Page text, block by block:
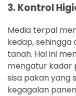
3. Kontrol
Media terpal
kedap,
tanah. Hal ini
mengatur kadar
sisa pakan yang
kegagalan